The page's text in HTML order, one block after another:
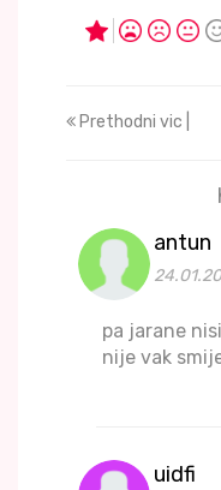
Prethodni vic |
antun
pa jarane
nije vak
uidfi